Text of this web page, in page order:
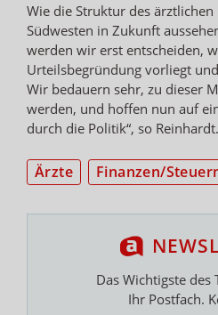
Wie die Struktur des
Südwesten in Zukunft
werden wir erst entscheiden,
Urteilsbegründung vorliegt
Wir bedauern sehr, zu dieser
werden, und hoffen nun auf
durch die Politik“, so Reinhardt.
Ärzte Finanzen/
Das Wichtigste des
Ihr Postfach.